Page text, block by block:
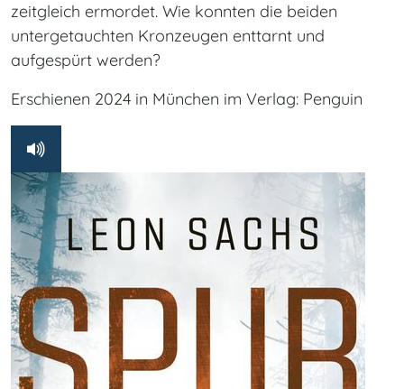
zeitgleich ermordet. Wie konnten die beiden
untergetauchten Kronzeugen enttarnt und
aufgespürt werden?
Erschienen 2024 in München im Verlag: Penguin